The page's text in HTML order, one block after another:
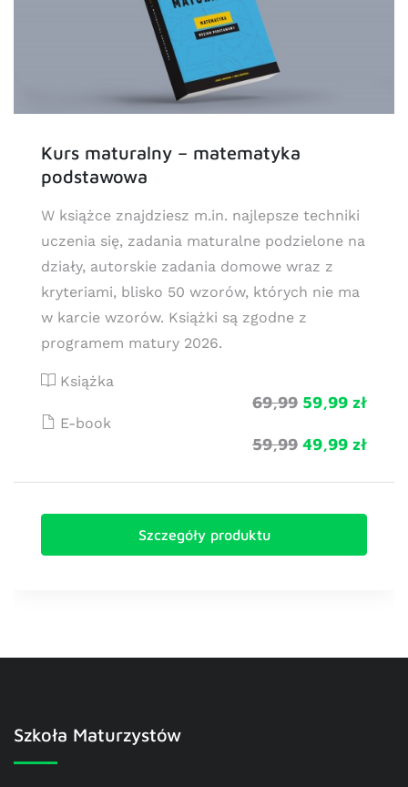
Kurs maturalny – matematyka
podstawowa
W książce znajdziesz m.in. najlepsze techniki
uczenia się, zadania maturalne podzielone na
działy, autorskie zadania domowe wraz z
kryteriami, blisko 50 wzorów, których nie ma
w karcie wzorów. Książki są zgodne z
programem matury 2026.
Książka
69,99 59,99 zł
E-book
59,99 49,99 zł
Szczegóły produktu
Szkoła Maturzystów